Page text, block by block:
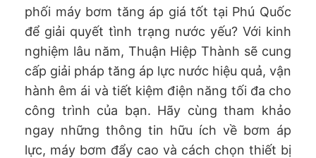
phối máy bơm tăng áp giá tốt tại Phú Quốc
để giải quyết tình trạng nước yếu? Với kinh
nghiệm lâu năm, Thuận Hiệp Thành sẽ cung
cấp giải pháp tăng áp lực nước hiệu quả, vận
hành êm ái và tiết kiệm điện năng tối đa cho
công trình của bạn. Hãy cùng tham khảo
ngay những thông tin hữu ích về bơm áp
lực, máy bơm đẩy cao và cách chọn thiết bị